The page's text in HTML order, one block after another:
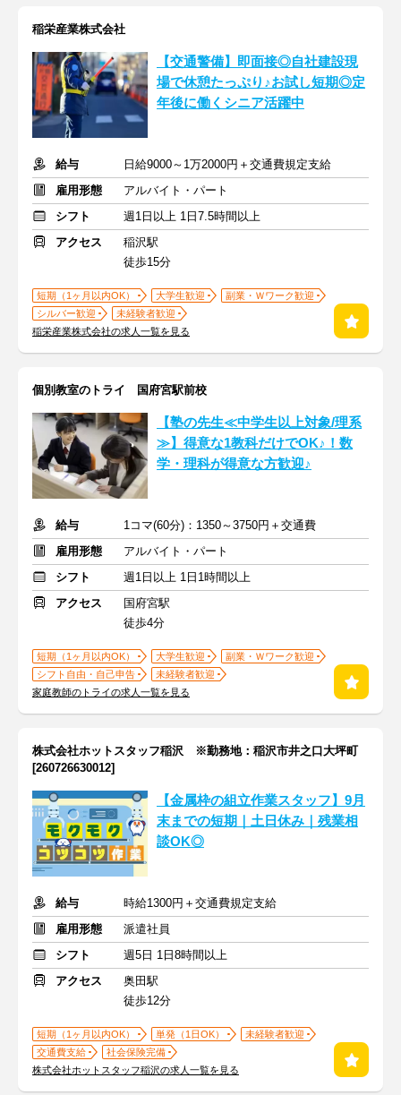
稲栄産業株式会社
【交通警備】即面接◎自社建設現
場で休憩たっぷり♪お試し短期◎定
年後に働くシニア活躍中
給与
日給9000～1万2000円＋交通費規定支給
雇用形態
アルバイト・パート
シフト
週1日以上 1日7.5時間以上
アクセス
稲沢駅
徒歩15分
短期（1ヶ月以内OK） 大学生歓迎
副業・Ｗワーク歓迎
シルバー歓迎
未経験者歓迎
稲栄産業株式会社の求人一覧を見る
個別教室のトライ 国府宮駅前校
【塾の先生≪中学生以上対象/理系
≫】得意な1教科だけでOK♪！数
学・理科が得意な方歓迎♪
給与
1コマ(60分)：1350～3750円＋交通費
雇用形態
アルバイト・パート
シフト
週1日以上 1日1時間以上
アクセス
国府宮駅
徒歩4分
短期（1ヶ月以内OK） 大学生歓迎
副業・Ｗワーク歓迎
シフト自由・自己申告
未経験者歓迎
家庭教師のトライの求人一覧を見る
株式会社ホットスタッフ稲沢 ※勤務地：稲沢市井之口大坪町
[260726630012]
【金属枠の組立作業スタッフ】9月
末までの短期｜土日休み｜残業相
談OK◎
給与
時給1300円＋交通費規定支給
雇用形態
派遣社員
シフト
週5日 1日8時間以上
アクセス
奥田駅
徒歩12分
短期（1ヶ月以内OK） 単発（1日OK）
未経験者歓迎
交通費支給
社会保険完備
株式会社ホットスタッフ稲沢の求人一覧を見る